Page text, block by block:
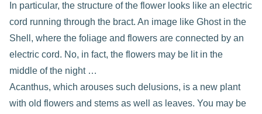
In particular, the structure of the flower looks like an electric
cord running through the bract. An image like Ghost in the
Shell, where the foliage and flowers are connected by an
electric cord. No, in fact, the flowers may be lit in the
middle of the night …
Acanthus, which arouses such delusions, is a new plant
with old flowers and stems as well as leaves. You may be